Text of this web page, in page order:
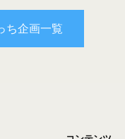
ち企画一覧